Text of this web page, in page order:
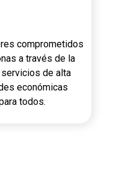
comprometidos
a través de la
de alta
económicas
todos.